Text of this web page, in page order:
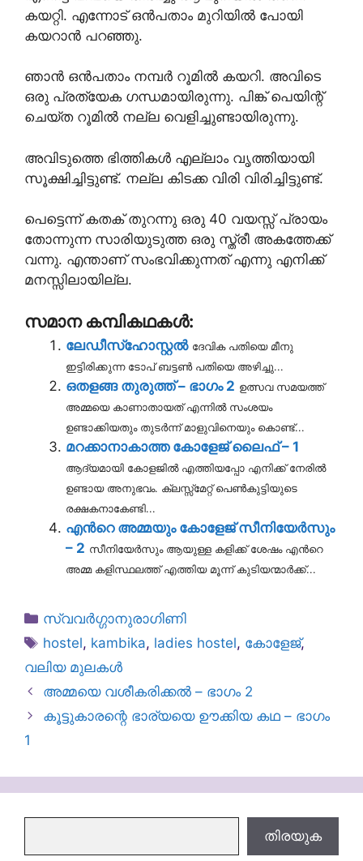
കയറ്റി. എന്നോട് ഒൻപതാം മുറിയിൽ പോയി
കയറാൻ പറഞ്ഞു.
ഞാൻ ഒൻപതാം നമ്പർ റൂമിൽ കയറി. അവിടെ
ഒരു പ്രത്യേക ഗന്ധമായിരുന്നു. പിങ്ക് പെയിന്റ്
ചെയ്ത റൂമിൽ നല്ല വെളിച്ചുണ്ടായിരുന്നു.
അവിടുത്തെ ഭിത്തികൾ എല്ലാം വൃത്തിയായി
സൂക്ഷിച്ചിട്ടുണ്ട്. നല്ല കിടക്ക വിരി വിരിച്ചിട്ടുണ്ട്.
പെട്ടെന്ന് കതക് തുറന്നു ഒരു 40 വയസ്സ് പ്രായം
തോന്നുന്ന സാരിയുടുത്ത ഒരു സ്ത്രീ അകത്തേക്ക്
വന്നു. എന്താണ് സംഭവിക്കുന്നത് എന്നു എനിക്ക്
മനസ്സിലായില്ല.
സമാന കമ്പികഥകൾ:
ലേഡീസ്ഹോസ്റ്റല്‍ ദേവിക പതിയെ മീനു
ഇട്ടിരിക്കുന്ന ടോപ്‌ ബട്ടണ്‍ പതിയെ അഴിച്ചു...
ഒതളങ്ങ തുരുത്ത് – ഭാഗം 2 ഉത്സവ സമയത്ത്
അമ്മയെ കാണാതായത് എന്നിൽ സംശയം
ഉണ്ടാക്കിയതും തുടർന്ന് മാളുവിനെയും കൊണ്ട്...
മറക്കാനാകാത്ത കോളേജ് ലൈഫ് – 1
ആദ്യമായി കോളജിൽ എത്തിയപ്പോ എനിക്ക് നേരിൽ
ഉണ്ടായ അനുഭവം. ക്ലസ്സ്മേറ്റ് പെൺകുട്ടിയുടെ
രക്ഷകനാകേണ്ടി...
എന്‍റെ അമ്മയും കോളേജ് സീനിയേര്‍സും
– 2 സീനിയേര്‍സും ആയുള്ള കളിക്ക് ശേഷം എന്‍റെ
അമ്മ കളിസ്ഥലത്ത് എത്തിയ മൂന്ന് കുടിയന്മാർക്ക്...
Categories
സ്വവർഗ്ഗാനുരാഗിണി
Tags
hostel, kambika, ladies hostel, കോളേജ്,
വലിയ മുലകൾ
അമ്മയെ വശീകരിക്കൽ – ഭാഗം 2
കൂട്ടുകാരന്റെ ഭാര്യയെ ഊക്കിയ കഥ – ഭാഗം
1
തിരയുക